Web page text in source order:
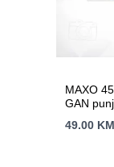
MAXO
GAN
49.00 KM